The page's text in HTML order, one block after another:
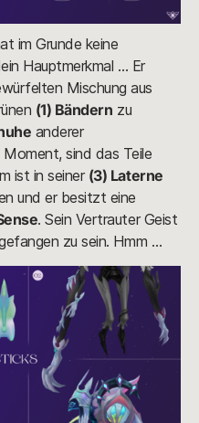
im Grunde keine
Hauptmerkmal … Er
Mischung aus
(1) Bändern zu
anderer
sind das Teile
ist in seiner (3) Laterne
und er besitzt eine
. Sein Vertrauter Geist
zu sein. Hmm …